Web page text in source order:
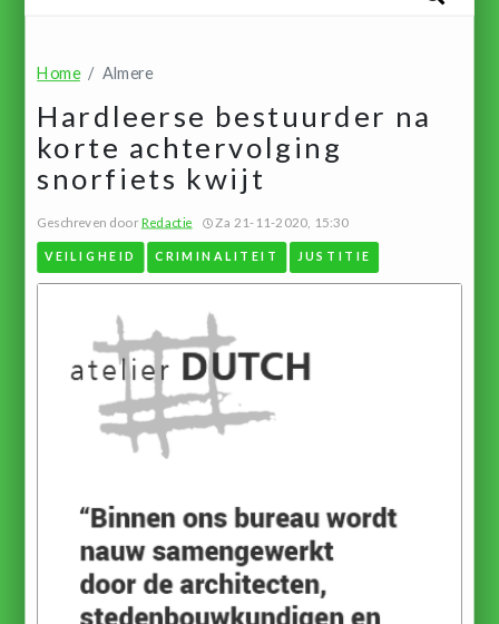
Home Almere
Hardleerse bestuurder na
korte achtervolging
snorfiets kwijt
Geschreven doorRedactie Za 21-11-2020, 15:30
VEILIGHEID CRIMINALITEIT JUSTITIE